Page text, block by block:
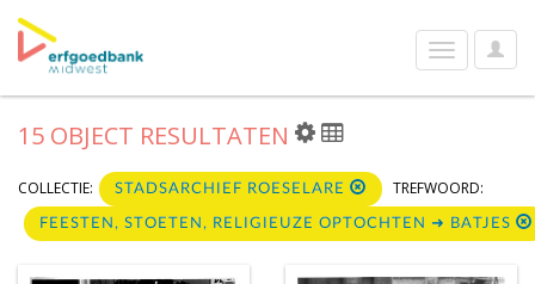
User
Toggle
navigation
15 OBJECT RESULTATEN
COLLECTIE: STADSARCHIEF ROESELARE TREFWOORD:
FEESTEN, STOETEN, RELIGIEUZE OPTOCHTEN ➜ BATJES